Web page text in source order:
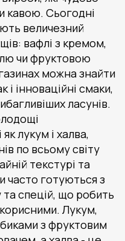
кавою. Сьогодні
величезний
вафлі з кремом,
чи фруктовою
можна знайти
і інноваційні смаки,
ласунів.
лукум і халва,
по всьому світу
текстурі та
часто готуються з
спецій, що робить
Лукум,
з фруктовим